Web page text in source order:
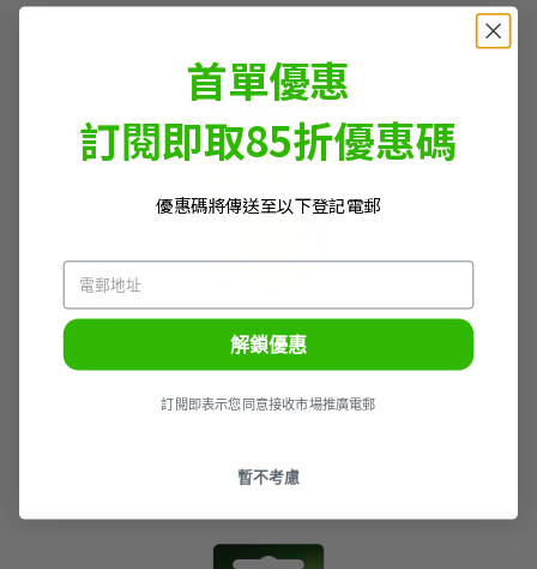
GP超霸助聽器專用電池 - ZA10
HK$29.00
首單優惠
訂閱即取85折優惠碼
優惠碼將傳送至以下登記電郵
解鎖優惠
訂閲即表示您同意接收市場推廣電郵
暫不考慮